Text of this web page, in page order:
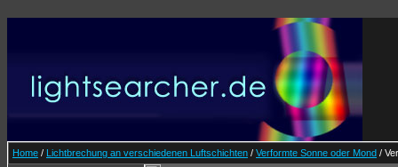
Home / Lichtbrechung an verschiedenen Luftschichten / Verformte Sonne oder Mond /